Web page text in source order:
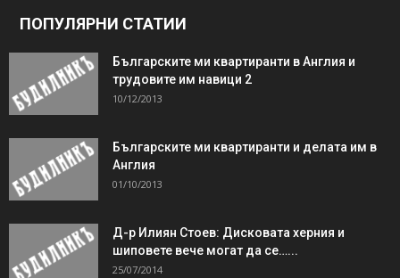
ПОПУЛЯРНИ СТАТИИ
Българските ми квартиранти в Англия и
трудовите им навици 2
10/12/2013
Българските ми квартиранти и делата им в
Англия
01/10/2013
Д-р Илиян Стоев: Дисковата херния и
шиповете вече могат да се…...
25/07/2014